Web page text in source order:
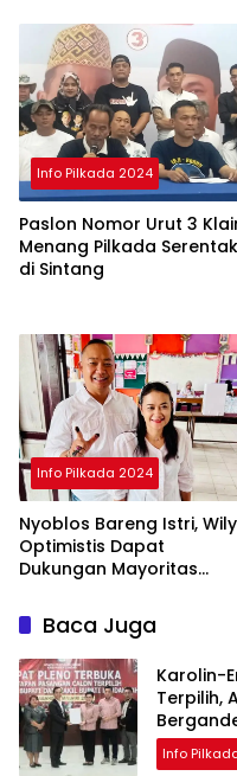
Selesai
Info Pilkada 2024
Paslon Nomor Urut 3
Menang Pilkada Serentak
di Sintang
Info Pilkada 2024
Nyoblos Bareng Istri,
Optimistis Dapat
Dukungan Mayoritas
Baca Juga
Karolin-
Terpilih,
Info